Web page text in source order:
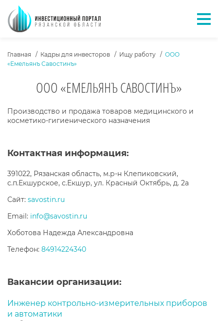
ХЛЕБНЫЕ КРОШКИ
Главная Кадры для инвесторов Ищу работу
ООО
«Емельянъ Савостинъ»
ООО «ЕМЕЛЬЯНЪ САВОСТИНЪ»
ОПИСАНИЕ КОМПАНИИ
Производство и продажа товаров медицинского и
косметико-гигиенического назначения
Контактная информация:
391022, Рязанская область, м.р-н Клепиковский,
с.п.Екшурское, с.Екшур, ул. Красный Октябрь, д. 2а
Сайт: savostin.ru
Email: info@savostin.ru
Хоботова Надежда Александровна
Телефон: 84914224340
Вакансии организации:
Инженер контрольно-измерительных приборов
и автоматики